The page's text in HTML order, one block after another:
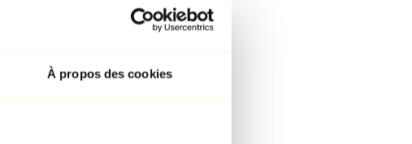
À propos des cookies